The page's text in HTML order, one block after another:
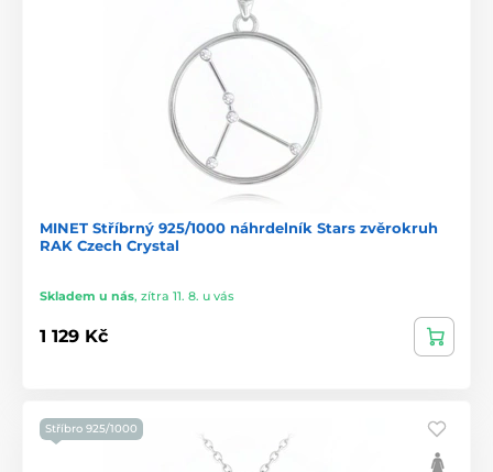
MINET Stříbrný 925/1000 náhrdelník Stars zvěrokruh
RAK Czech Crystal
Skladem u nás, zítra 11. 8. u vás
1 129 Kč
Stříbro 925/1000